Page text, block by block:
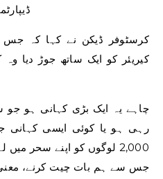
کرسٹوفر ڈیکن نے کہا کہ جس
کیریئر کو ایک ساتھ جوڑ دیا
رہی ہو یا کوئی ایسی کہانی جو
2,000 لوگوں کو اپنے سحر
جس سے ہم بات چیت کرنے،